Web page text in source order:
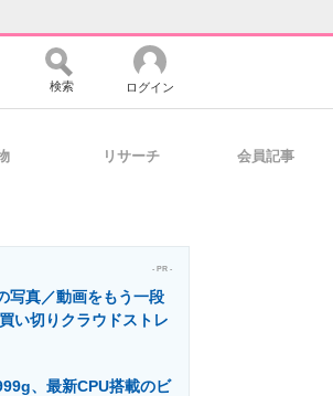
ケ×ITの今がよく分かる
検索 ログイン
リサーチ 会員記事
- PR -
写真／動画をもう一段
い切りクラウドストレ
、最新CPU搭載のビ